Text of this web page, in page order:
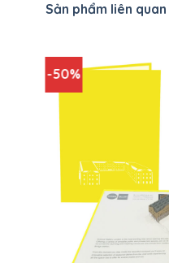
Sản phẩm liên quan
-50%